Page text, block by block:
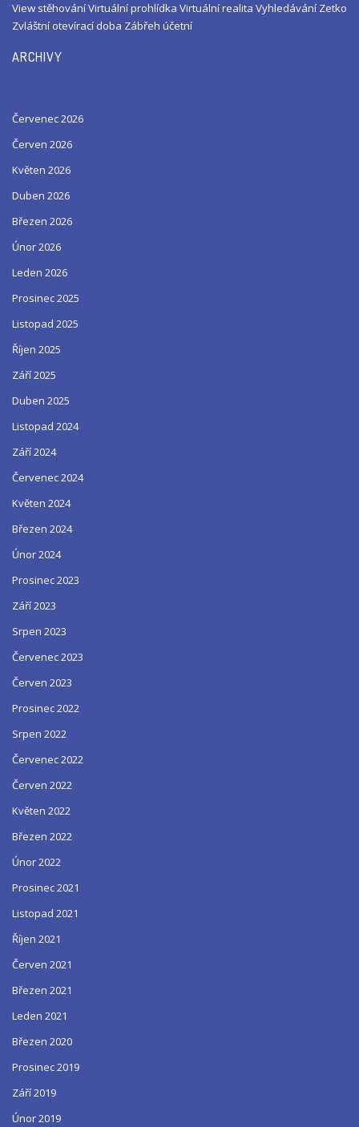
View stěhováníVirtuální prohlídka Virtuální realita Vyhledávání Zetko
Zvláštní otevírací doba Zábřeh účetní
ARCHIVY
Červenec 2026
Červen 2026
Květen 2026
Duben 2026
Březen 2026
Únor 2026
Leden 2026
Prosinec 2025
Listopad 2025
Říjen 2025
Září 2025
Duben 2025
Listopad 2024
Září 2024
Červenec 2024
Květen 2024
Březen 2024
Únor 2024
Prosinec 2023
Září 2023
Srpen 2023
Červenec 2023
Červen 2023
Prosinec 2022
Srpen 2022
Červenec 2022
Červen 2022
Květen 2022
Březen 2022
Únor 2022
Prosinec 2021
Listopad 2021
Říjen 2021
Červen 2021
Březen 2021
Leden 2021
Březen 2020
Prosinec 2019
Září 2019
Únor 2019